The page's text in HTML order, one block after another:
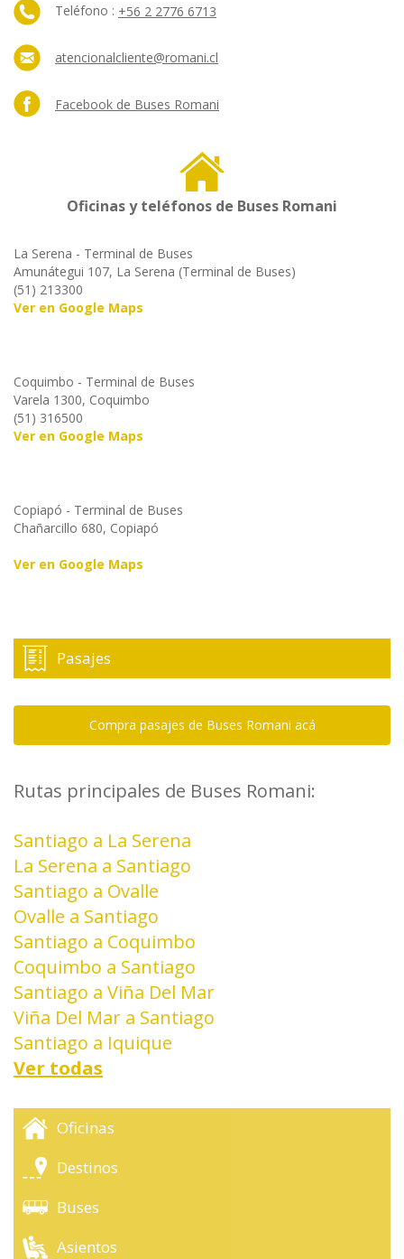
Teléfono : +56 2 2776 6713
atencionalcliente@romani.cl
Facebook de Buses Romani
Oficinas y teléfonos de Buses Romani
La Serena - Terminal de Buses
Amunátegui 107, La Serena (Terminal de Buses)
(51) 213300
Ver en Google Maps
Coquimbo - Terminal de Buses
Varela 1300, Coquimbo
(51) 316500
Ver en Google Maps
Copiapó - Terminal de Buses
Chañarcillo 680, Copiapó
Ver en Google Maps
Pasajes
Compra pasajes de Buses Romani acá
Rutas principales de Buses Romani:
Santiago a La Serena
La Serena a Santiago
Santiago a Ovalle
Ovalle a Santiago
Santiago a Coquimbo
Coquimbo a Santiago
Santiago a Viña Del Mar
Viña Del Mar a Santiago
Santiago a Iquique
Ver todas
Oficinas
Destinos
Buses
Asientos